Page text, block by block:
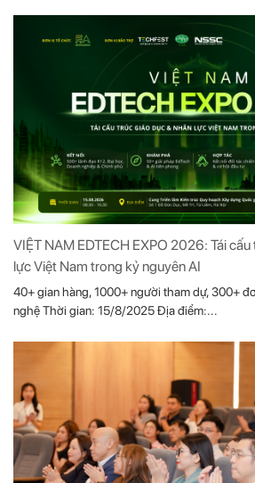
VIỆT NAM EDTECH EXPO 2026: Tái
lực Việt Nam trong kỷ nguyên AI
40+ gian hàng, 1000+ người tham dự, 300+
nghệ Thời gian: 15/8/2025 Địa điểm:...